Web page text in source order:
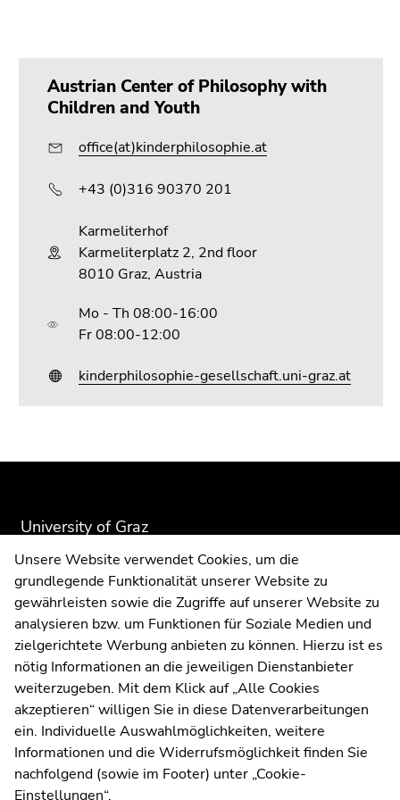
(Accesskey
additional
information
settings
(Accesskey
Austrian Center of Philosophy with
Children and Youth
office(at)kinderphilosophie.at
+43 (0)316 90370 201
Karmeliterhof
Karmeliterplatz 2, 2nd floor
8010 Graz, Austria
Mo - Th 08:00-16:00
Fr 08:00-12:00
kinderphilosophie-gesellschaft.uni-graz.at
Begin
section:
information:
University of Graz
Universitaetsplatz 3
8010 Graz
Austria
Contact us
Imprint
WeatherstationUni Graz
End
page
Go
overview
page
sections
End
page
Go
overview
page
sections
Unsere Website verwendet Cookies, um die
grundlegende Funktionalität unserer Website zu
gewährleisten sowie die Zugriffe auf unserer Website zu
analysieren bzw. um Funktionen für Soziale Medien und
zielgerichtete Werbung anbieten zu können. Hierzu ist es
nötig Informationen an die jeweiligen Dienstanbieter
weiterzugeben. Mit dem Klick auf „Alle Cookies
akzeptieren“ willigen Sie in diese Datenverarbeitungen
ein. Individuelle Auswahlmöglichkeiten, weitere
Informationen und die Widerrufsmöglichkeit finden Sie
nachfolgend (sowie im Footer) unter „Cookie-
Einstellungen“.